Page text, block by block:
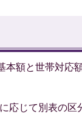
本額と世帯対応
応じて別表の区